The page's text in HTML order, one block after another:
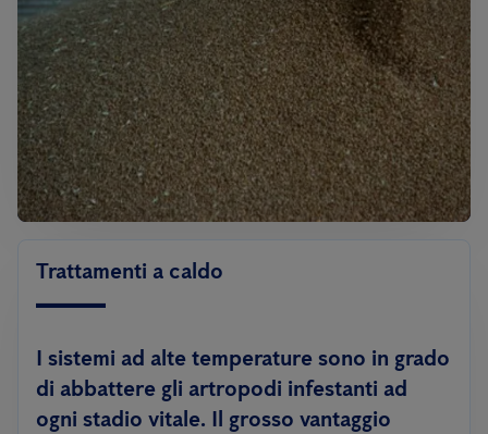
Trattamenti a caldo
I sistemi ad alte temperature sono in grado
di abbattere gli artropodi infestanti ad
ogni stadio vitale. Il grosso vantaggio